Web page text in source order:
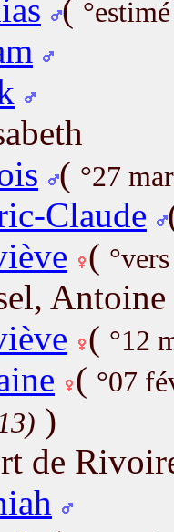
(
( °27
Claude
(
Antoine
( °12
( °07
)
de